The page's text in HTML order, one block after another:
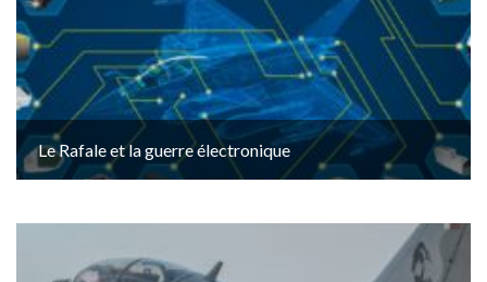
Le Rafale et la guerre électronique